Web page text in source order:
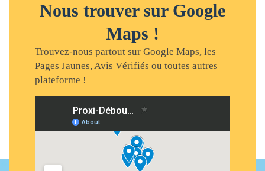
Nous trouver sur Google
Maps !
Trouvez-nous partout sur Google Maps, les
Pages Jaunes, Avis Vérifiés ou toutes autres
plateforme !